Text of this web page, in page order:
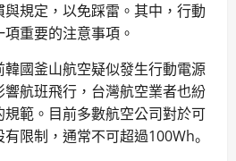
規定，以免踩雷。其中，行動
重要的注意事項。
國釜山航空疑似發生行動電源
航班飛行，台灣航空業者也紛
範。目前多數航空公司對於可
限制，通常不可超過100Wh。